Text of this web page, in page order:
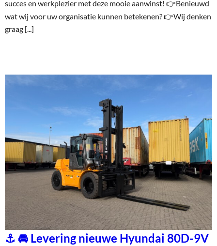
succes en werkplezier met deze mooie aanwinst! 👉Benieuwd
wat wij voor uw organisatie kunnen betekenen? 👉Wij denken
graag [...]
⚓ 🚘 Levering nieuwe Hyundai 80D-9V